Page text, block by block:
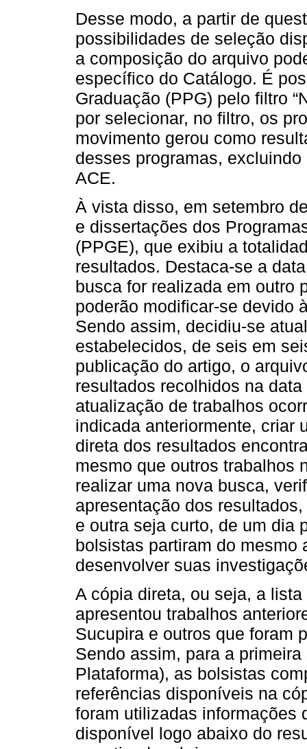
Desse modo, a partir de
possibilidades de seleção
a composição do arquivo
específico do Catálogo. É
Graduação (PPG) pelo filtro
por selecionar, no filtro, os
movimento gerou como
desses programas,
ACE.
À vista disso, em setembro
e dissertações dos
(PPGE), que exibiu a
resultados. Destaca-se a
busca for realizada em outro
poderão modificar-se devido
Sendo assim, decidiu-se
estabelecidos, de seis em
publicação do artigo, o
resultados recolhidos na
atualização de trabalhos
indicada anteriormente, criar
direta dos resultados
mesmo que outros trabalhos
realizar uma nova busca,
apresentação dos
e outra seja curto, de um dia
bolsistas partiram do mesmo
desenvolver suas
A cópia direta, ou seja, a
apresentou trabalhos
Sucupira e outros que foram
Sendo assim, para a
Plataforma), as bolsistas
referências disponíveis na
foram utilizadas
disponível logo abaixo do